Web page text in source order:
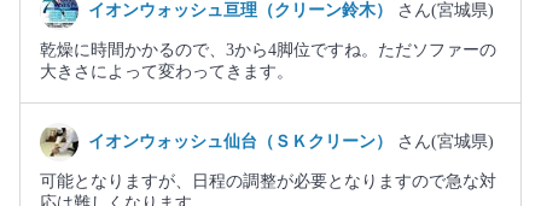
イオンウォッシュ亘理（クリーン鈴木） さん(宮城県)
乾燥に時間かかるので、3から4脚位ですね。ただソファーの
大きさによって変わってきます。
イオンウォッシュ仙台（ＳＫクリーン） さん(宮城県)
可能となりますが、日程の調整が必要となりますので急な対